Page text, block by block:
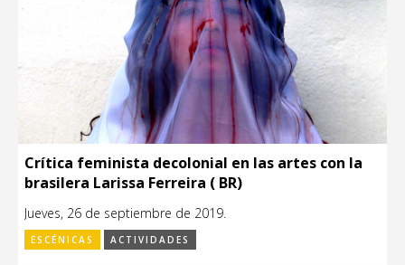
Crítica feminista decolonial en las artes con la
brasilera Larissa Ferreira ( BR)
Jueves, 26 de septiembre de 2019.
ESCÉNICAS ACTIVIDADES